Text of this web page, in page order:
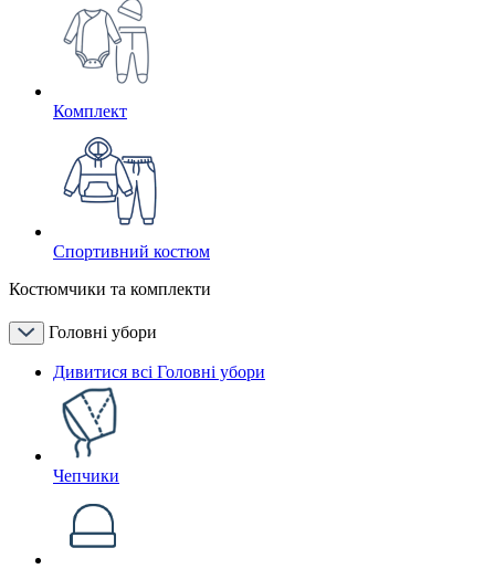
Комплект
Спортивний костюм
Костюмчики та комплекти
Головні убори
Дивитися всі Головні убори
Чепчики